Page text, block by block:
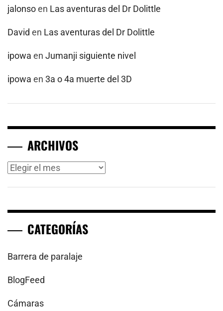
jalonsoen Las aventuras del Dr Dolittle
David en Las aventuras del Dr Dolittle
ipowa en Jumanji siguiente nivel
ipowa en 3a o 4a muerte del 3D
ARCHIVOS
Archivos
CATEGORÍAS
Barrera de paralaje
BlogFeed
Cámaras